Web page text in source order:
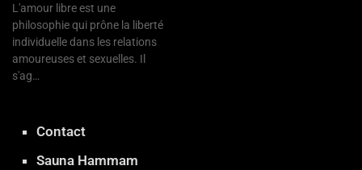
L'amour libre est une
philosophie qui prône la liberté
individuelle dans les relations
amoureuses et sexuelles. Il
s'ag…
Contact
Sauna Hammam